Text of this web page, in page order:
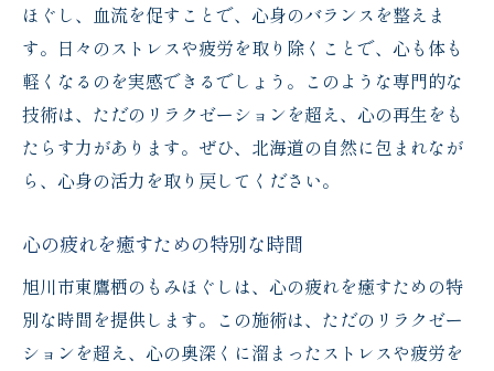
ほぐし、血流を促すことで、心身のバランスを整えま
す。日々のストレスや疲労を取り除くことで、心も体も
軽くなるのを実感できるでしょう。このような専門的な
技術は、ただのリラクゼーションを超え、心の再生をも
たらす力があります。ぜひ、北海道の自然に包まれなが
ら、心身の活力を取り戻してください。
心の疲れを癒すための特別な時間
旭川市東鷹栖のもみほぐしは、心の疲れを癒すための特
別な時間を提供します。この施術は、ただのリラクゼー
ションを超え、心の奥深くに溜まったストレスや疲労を